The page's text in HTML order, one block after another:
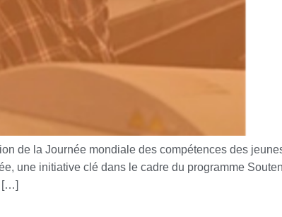
de la Journée mondiale des compétences des
une initiative clé dans le cadre du programme
[…]